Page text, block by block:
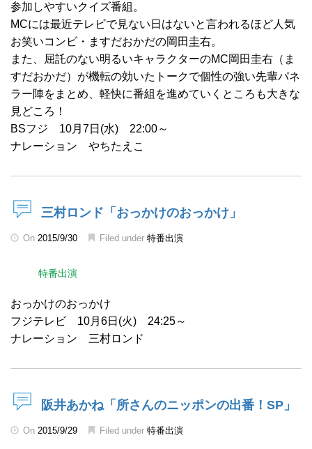
参加しやすいクイズ番組。
MCには最近テレビで見ない日はないと言われるほど人気
お笑いコンビ・ますだおかだの岡田圭右。
また、屈託のない明るいキャラクターのMC岡田圭右（ま
すだおかだ）が機転の効いたトークで個性の強い先輩パネ
ラー陣をまとめ、軽快に番組を進めていくところも大きな
見どころ！
BSフジ 10月7日(水) 22:00～
ナレーション やちたえこ
三村ロンド「おっかけのおっかけ」
On 2015/9/30 Filed under 特番出演
特番出演
おっかけのおっかけ
フジテレビ 10月6日(火) 24:25～
ナレーション 三村ロンド
阪井あかね「所さんのニッポンの出番！SP」
On 2015/9/29 Filed under 特番出演